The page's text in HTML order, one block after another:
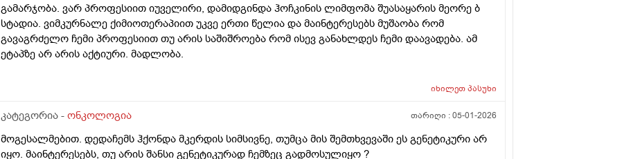
გამარჯობა. ვარ პროფესიით იუველირი, დამიდგინდა ჰოჩკინის ლიმფომა შუასაყარის მეორე ბ
სტადია. ვიმკურნალე ქიმიოთერაპიით უკვე ერთი წელია და მაინტერესებს მუშაობა რომ
გავაგრძელო ჩემი პროფესიით თუ არის საშიშროება რომ ისევ განახლდეს ჩემი დაავადება. ამ
ეტაპზე არ არის აქტიური. მადლობა.
იხილეთპასუხი
კატეგორია - ონკოლოგია თარიღი :05-01-2026
მოგესალმებით. დედაჩემს ჰქონდა მკერდის სიმსივნე, თუმცა მის შემთხვევაში ეს გენეტიკური არ
იყო. მაინტერესებს, თუ არის შანსი გენეტიკურად ჩემზეც გადმოსულიყო ?